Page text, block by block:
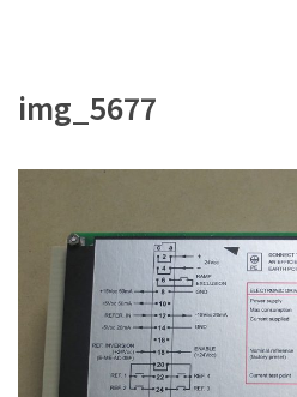
img_5677